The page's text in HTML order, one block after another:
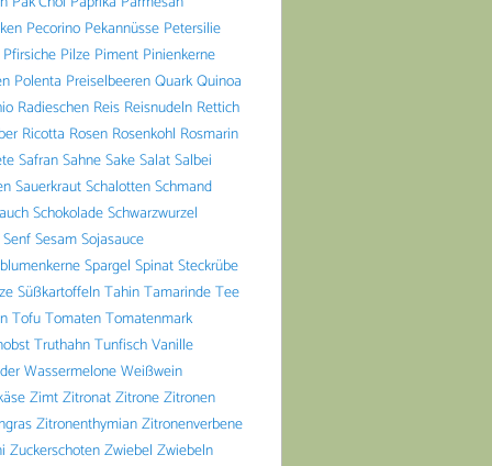
Pecorino Pekannüsse Petersilie
Pfirsiche Pilze Piment Pinienkerne
Polenta PreiselbeerenQuarkQuinoa
Radieschen Reis Reisnudeln Rettich
Ricotta Rosen Rosenkohl Rosmarin
SafranSahneSakeSalatSalbei
SauerkrautSchalottenSchmand
SchokoladeSchwarzwurzel
SenfSesamSojasauce
Spargel SpinatSteckrübe
SüßkartoffelnTahinTamarindeTee
TofuTomatenTomatenmark
TruthahnTunfischVanille
WassermeloneWeißwein
ZimtZitronatZitroneZitronen
ZitronenthymianZitronenverbene
ZuckerschotenZwiebel Zwiebeln